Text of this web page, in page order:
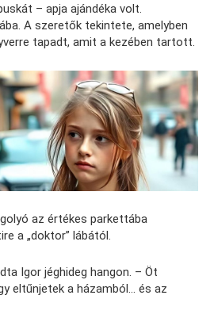
– apja ajándéka volt.
A szeretők tekintete, amelyben
tapadt, amit a kezében tartott.
az értékes parkettába
a „doktor” lábától.
Igor jéghideg hangon. – Öt
eltűnjetek a házamból… és az